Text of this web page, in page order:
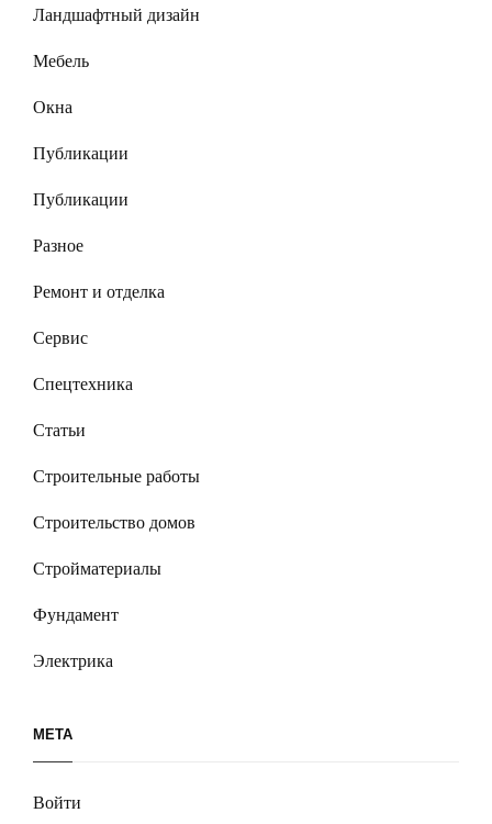
Ландшафтный дизайн
Мебель
Окна
Публикации
Публикации
Разное
Ремонт и отделка
Сервис
Спецтехника
Статьи
Строительные работы
Строительство домов
Стройматериалы
Фундамент
Электрика
МЕТА
Войти